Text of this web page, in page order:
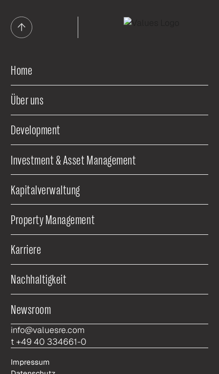
info@valuesre.com
t +49 40 334661-0
Impressum
Home
Über uns
Development
Investment & Asset Management
Kapitalverwaltung
Property Management
Karriere
Nachhaltigkeit
Newsroom